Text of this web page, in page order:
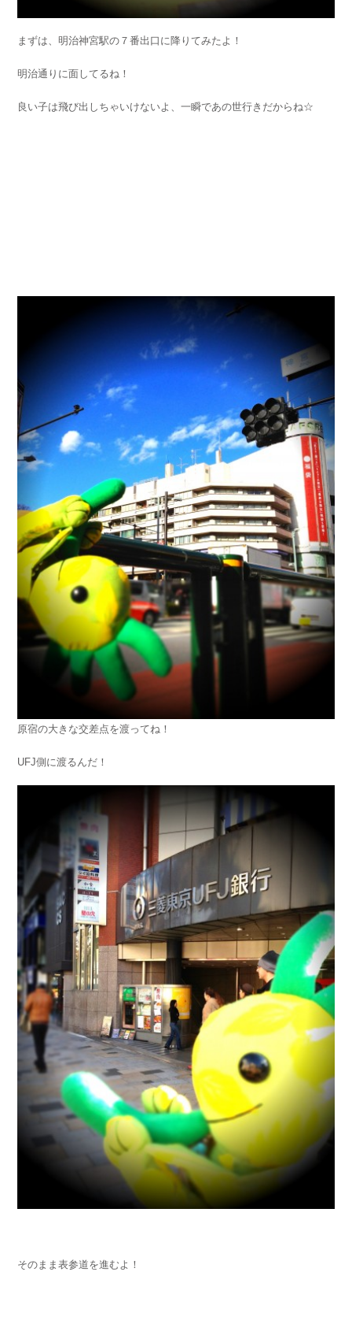
まずは、明治神宮駅の７番出口に降りてみたよ！
明治通りに面してるね！
良い子は飛び出しちゃいけないよ、一瞬であの世行きだからね☆
原宿の大きな交差点を渡ってね！
UFJ側に渡るんだ！
そのまま表参道を進むよ！